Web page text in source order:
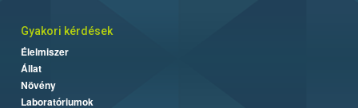
Gyakori kérdések
Élelmiszer
Állat
Növény
Laboratóriumok